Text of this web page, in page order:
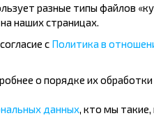
Мостовский_р-н
разные типы файлов
наших страницах.
с Политика в
о порядке их
данных , кто мы